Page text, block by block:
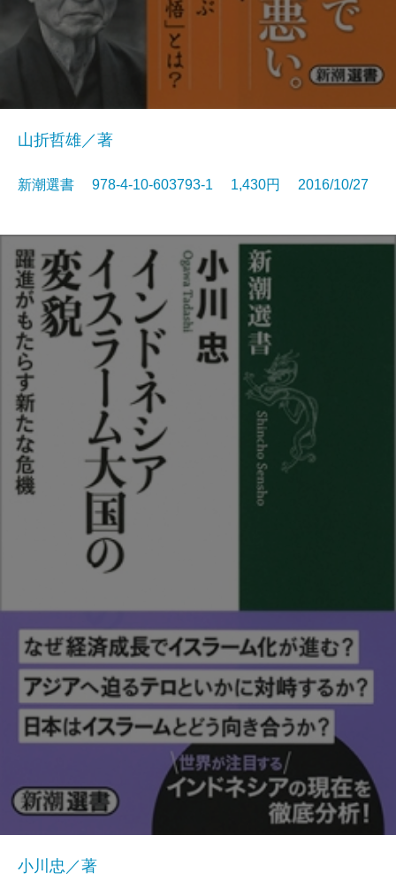
山折哲雄／著
新潮選書 978-4-10-603793-1 1,430円 2016/10/27
小川忠／著